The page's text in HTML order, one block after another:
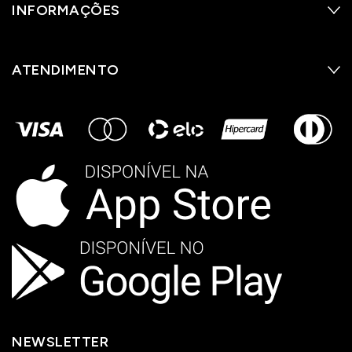
INFORMAÇÕES
ATENDIMENTO
NEWSLETTER